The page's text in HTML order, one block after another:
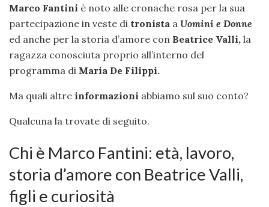
Marco Fantini è noto alle cronache rosa per la sua
partecipazione in veste di tronista a Uomini e Donne
ed anche per la storia d’amore con Beatrice Valli, la
ragazza conosciuta proprio all’interno del
programma di Maria De Filippi.
Ma quali altre informazioni abbiamo sul suo conto?
Qualcuna la trovate di seguito.
Chi è Marco Fantini: età, lavoro,
storia d’amore con Beatrice Valli,
figli e curiosità